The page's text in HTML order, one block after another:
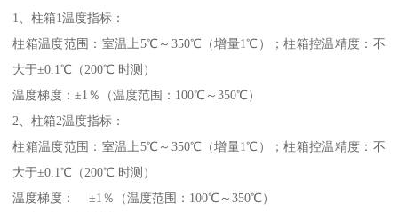
1、柱箱1温度指标：
柱箱温度范围：室温上5℃～350℃（增量1℃）；柱箱控温精度：不
大于±0.1℃（200℃ 时测）
温度梯度：±1％（温度范围：100℃～350℃）
2、柱箱2温度指标：
柱箱温度范围：室温上5℃～350℃（增量1℃）；柱箱控温精度：不
大于±0.1℃（200℃ 时测）
温度梯度： ±1％（温度范围：100℃～350℃）